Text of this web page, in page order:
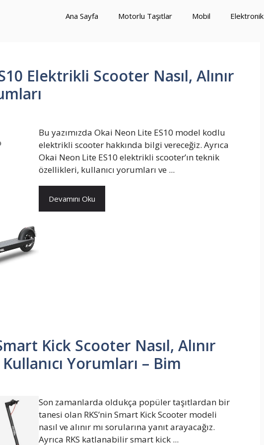
Ana Sayfa Motorlu Taşıtlar Mobil Elektronik
Elektrikli Scooter Nasıl, Alınır
Bu yazımızda Okai Neon Lite ES10 model kodlu
elektrikli scooter hakkında bilgi vereceğiz. Ayrıca
Okai Neon Lite ES10 elektrikli scooter’ın teknik
özellikleri, kullanıcı yorumları ve ...
Devamını Oku
Kick Scooter Nasıl, Alınır
Yorumları – Bim
Son zamanlarda oldukça popüler taşıtlardan bir
tanesi olan RKS’nin Smart Kick Scooter modeli
nasıl ve alınır mı sorularına yanıt arayacağız.
Ayrıca RKS katlanabilir smart kick ...